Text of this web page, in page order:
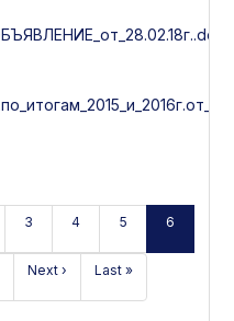
3 4 5 6
Next › Last »